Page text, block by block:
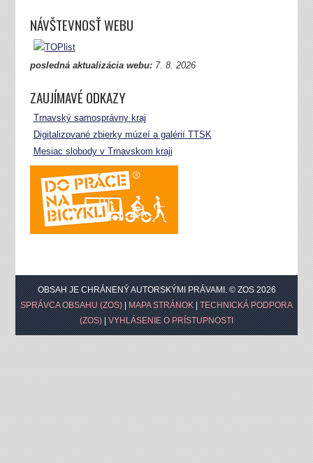
NÁVŠTEVNOSŤ WEBU
posledná aktualizácia webu:7. 8. 2026
ZAUJÍMAVÉ ODKAZY
Trnavský samosprávny kraj
Digitalizované zbierky múzeí a galérií TTSK
Mesiac slobody v Trnavskom kraji
OBSAH JE CHRÁNENÝ AUTORSKÝMI PRÁVAMI. © ZOS 2026
SPRÁVCA OBSAHU (ZOS)
MAPA STRÁNOK
TECHNICKÁ PODPORA
(ZOS)
VYHLÁSENIE O PRÍSTUPNOSTI